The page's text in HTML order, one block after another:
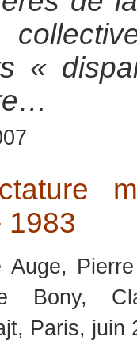
«
1983
Auge,
Bony,
Paris, juin